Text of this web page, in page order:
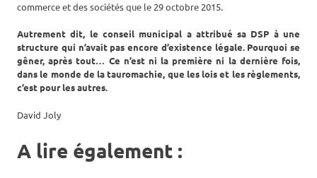
commerce et des sociétés que le 29 octobre 2015.
Autrement dit, le conseil municipal a attribué sa DSP à une
structure qui n’avait pas encore d’existence légale. Pourquoi se
gêner, après tout… Ce n’est ni la première ni la dernière fois,
dans le monde de la tauromachie, que les lois et les règlements,
c’est pour les autres.
David Joly
A lire également :